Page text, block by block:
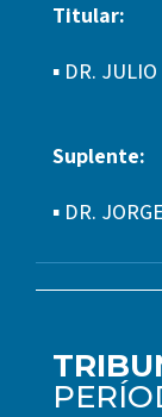
Titular:
▪ DR.
Suplente:
▪ DR.